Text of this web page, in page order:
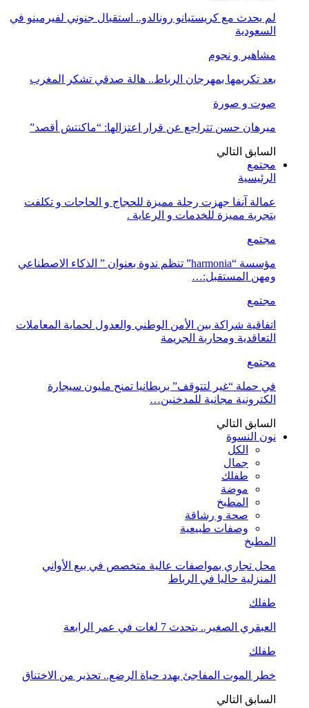
لم يحدث مع كريستيانو رونالدو.. استقبال جنوني لفيرمينو في
السعودية
مشاهير و نجوم
بعد تكريمها بمهرجان الرباط.. هالة صدقي تشكر المغرب
صوت و صورة
ميرهان حسن تتراجع عن قرار اعتزالها: “ماكنتش أقصد”
السابق التالي
مجتمع
الرئيسية
عمالة آنفا جهزت رحلة مميزة للحجاج و الحاجات و تكلفت
بتجربة مميزة للخدمات و الرعاية .
مجتمع
مؤسسة “harmonia” تنظم ندوة بعنوان ” الذكاء الاصطناعي
ومهن المستقبل:…
مجتمع
اتفاقية شراكة بين الأمن الوطني والعدول لحماية المعاملات
التعاقدية ومحاربة الجريمة
مجتمع
في حملة “غير لتتوقف” بريطانيا تمنح مليون سيجارة
الكترونية مجانية للمدخنين…
السابق التالي
نون النسوة
الكل
جمال
طفلك
موضة
المطبخ
صحة و رشاقة
وصفات طبيعية
المطبخ
محل تجاري بمواصفات عالية متخصص في بيع الأواني
المنزلية حاليا في الرباط
طفلك
العبقري الصغير.. يتحدث 7 لغات في عمر الرابعة
طفلك
خطر الموت المفاجئ يهدد حياة الرضع.. تحذير من الاختناق
السابق التالي